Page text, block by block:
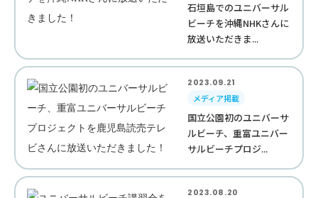
石垣島でのユニバーサル
ビーチを沖縄NHKさんに
放送いただきま...
2023.09.21
メディア掲載
国立公園初のユニバーサ
ルビーチ、重富ユニバー
サルビーチプロジ...
2023.08.20